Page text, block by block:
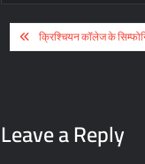
Post
navigation
क्रिश्चियन कॉलेज के
Leave a Reply